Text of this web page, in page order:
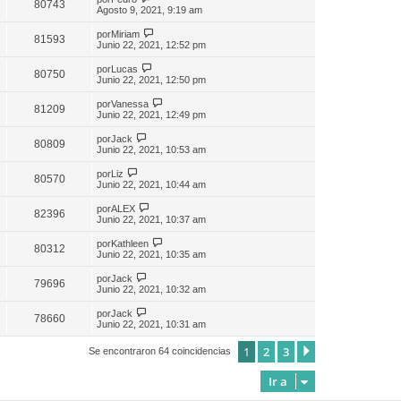
80743
Agosto 9, 2021, 9:19 am
81593 porMiriam
Junio 22, 2021, 12:52 pm
80750 porLucas
Junio 22, 2021, 12:50 pm
81209 porVanessa
Junio 22, 2021, 12:49 pm
80809 porJack
Junio 22, 2021, 10:53 am
80570 porLiz
Junio 22, 2021, 10:44 am
82396 porALEX
Junio 22, 2021, 10:37 am
80312 porKathleen
Junio 22, 2021, 10:35 am
79696 porJack
Junio 22, 2021, 10:32 am
78660 porJack
Junio 22, 2021, 10:31 am
Se encontraron 64 coincidencias 1 2 3
Ir a